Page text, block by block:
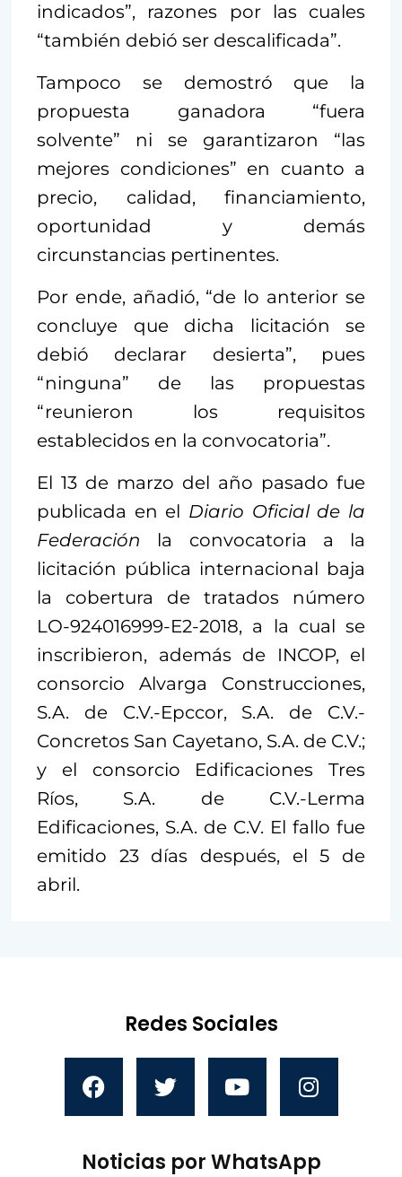
indicados”, razones por las cuales
“también debió ser descalificada”.
Tampoco se demostró que la
propuesta ganadora “fuera
solvente” ni se garantizaron “las
mejores condiciones” en cuanto a
precio, calidad, financiamiento,
oportunidad y demás
circunstancias pertinentes.
Por ende, añadió, “de lo anterior se
concluye que dicha licitación se
debió declarar desierta”, pues
“ninguna” de las propuestas
“reunieron los requisitos
establecidos en la convocatoria”.
El 13 de marzo del año pasado fue
publicada en el Diario Oficial de la
Federación la convocatoria a la
licitación pública internacional baja
la cobertura de tratados número
LO-924016999-E2-2018, a la cual se
inscribieron, además de INCOP, el
consorcio Alvarga Construcciones,
S.A. de C.V.-Epccor, S.A. de C.V.-
Concretos San Cayetano, S.A. de C.V.;
y el consorcio Edificaciones Tres
Ríos, S.A. de C.V.-Lerma
Edificaciones, S.A. de C.V. El fallo fue
emitido 23 días después, el 5 de
abril.
Redes Sociales
Noticias por WhatsApp